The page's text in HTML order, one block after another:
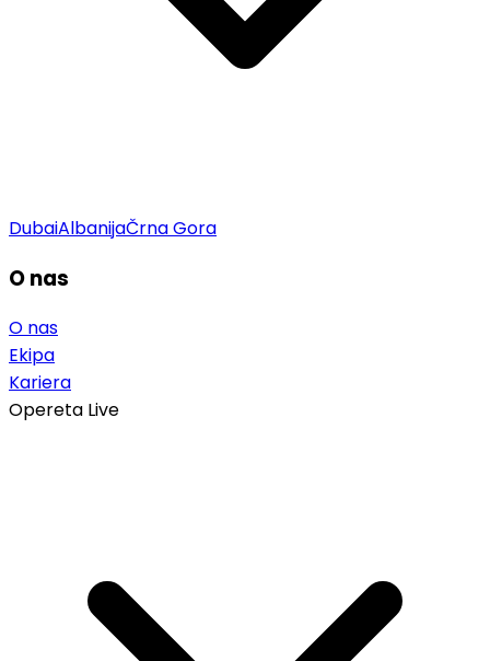
DubaiAlbanijaČrna Gora
O nas
O nas
Ekipa
Kariera
Opereta Live